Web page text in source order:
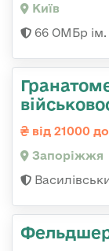
Київ
66 ОМБр ім.
від 21000
Запоріжжя